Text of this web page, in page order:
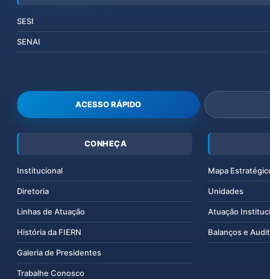
SESI
SENAI
ACESSO RÁPIDO
CONHEÇA
Institucional
Diretoria
Linhas de Atuação
História da FIERN
Galeria de Presidentes
Trabalhe Conosco
Mapa
Unidades
Atuação
Balanços e